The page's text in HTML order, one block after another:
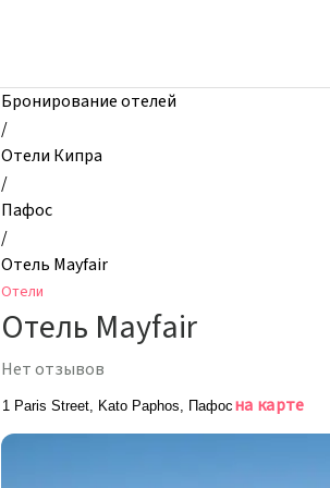
Бронирование отелей
/
Отели Кипра
/
Пафос
/
Отель Mayfair
Отели
Отель Mayfair
Нет отзывов
1 Paris Street, Kato Paphos, Пафос на карте